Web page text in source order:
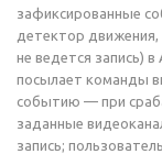
зафиксированные
детектор движения,
не ведется запись)
посылает команды
событию — при
заданные
запись;